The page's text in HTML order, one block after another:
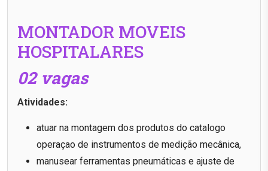
MONTADOR MOVEIS
HOSPITALARES
02 vagas
Atividades:
atuar na montagem dos produtos do catalogo
operaçao de instrumentos de medição mecânica,
manusear ferramentas pneumáticas e ajuste de